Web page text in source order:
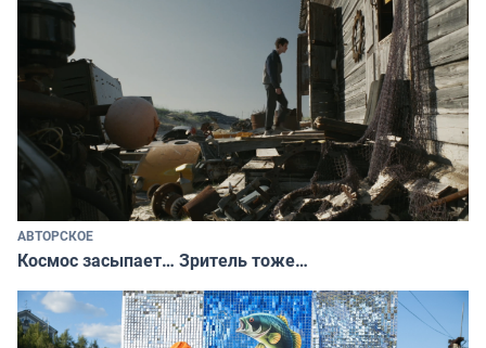
АВТОРСКОЕ
Космос засыпает… Зритель тоже…